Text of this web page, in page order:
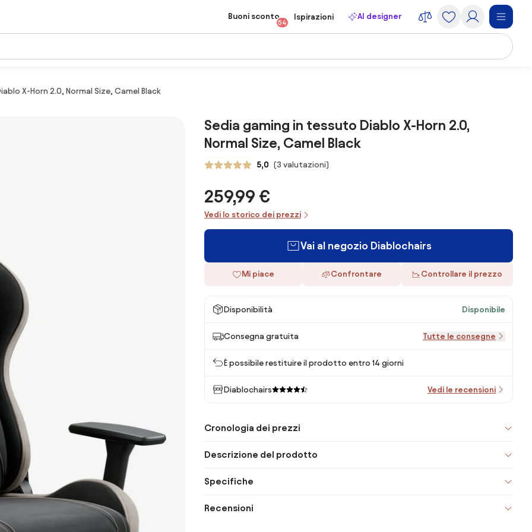
Buoni sconto
54
Ispirazioni AI designer
X-Horn 2.0, Normal Size, Camel Black
Sedia gaming in tessuto Diablo X-Horn 2.0,
Normal Size, Camel Black
5,0 (3 valutazioni)
259,99 €
Vedi lo storico dei prezzi
Vai al negozio Diablochairs
Mi piace Confrontare Controllare il prezzo
Disponibilità Disponibile
Consegna gratuita Tutte le consegne
È possibile restituire il prodotto entro 14 giorni
Diablochairs Vedi le recensioni
Cronologia dei prezzi
Descrizione del prodotto
Specifiche
Recensioni